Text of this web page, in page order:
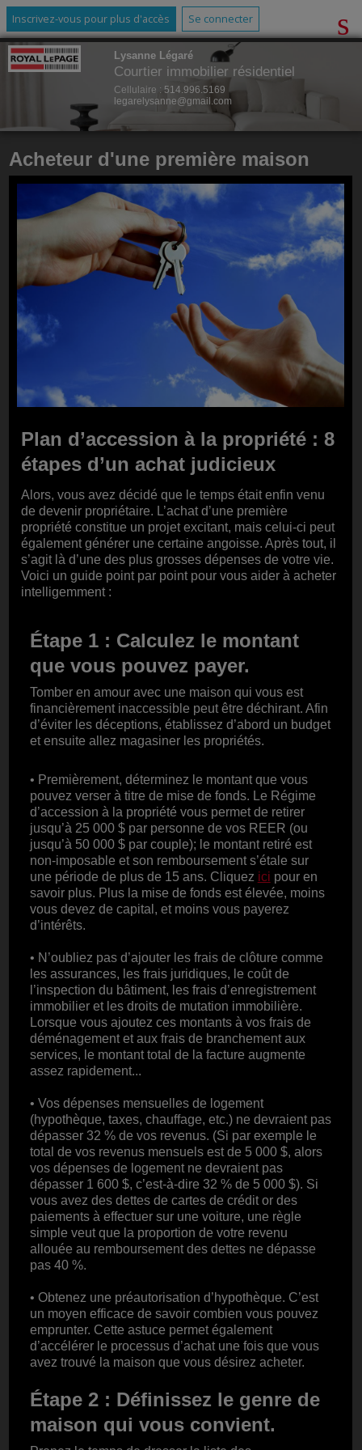
Inscrivez-vous pour plus d'accès Se connecter
Lysanne Légaré
Courtier immobilier résidentiel
Cellulaire : 514.996.5169
legarelysanne@gmail.com
Acheteur d'une première maison
Plan d’accession à la propriété : 8
étapes d’un achat judicieux
Alors, vous avez décidé que le temps était enfin venu
de devenir propriétaire. L’achat d’une première
propriété constitue un projet excitant, mais celui-ci peut
également générer une certaine angoisse. Après tout, il
s’agit là d’une des plus grosses dépenses de votre vie.
Voici un guide point par point pour vous aider à acheter
intelligemment :
Étape 1 : Calculez le montant
que vous pouvez payer.
Tomber en amour avec une maison qui vous est
financièrement inaccessible peut être déchirant. Afin
d’éviter les déceptions, établissez d’abord un budget
et ensuite allez magasiner les propriétés.
• Premièrement, déterminez le montant que vous
pouvez verser à titre de mise de fonds. Le Régime
d’accession à la propriété vous permet de retirer
jusqu’à 25 000 $ par personne de vos REER (ou
jusqu’à 50 000 $ par couple); le montant retiré est
non-imposable et son remboursement s’étale sur
une période de plus de 15 ans. Cliquez ici pour en
savoir plus. Plus la mise de fonds est élevée, moins
vous devez de capital, et moins vous payerez
d’intérêts.
• N’oubliez pas d’ajouter les frais de clôture comme
les assurances, les frais juridiques, le coût de
l’inspection du bâtiment, les frais d’enregistrement
immobilier et les droits de mutation immobilière.
Lorsque vous ajoutez ces montants à vos frais de
déménagement et aux frais de branchement aux
services, le montant total de la facture augmente
assez rapidement...
• Vos dépenses mensuelles de logement
(hypothèque, taxes, chauffage, etc.) ne devraient pas
dépasser 32 % de vos revenus. (Si par exemple le
total de vos revenus mensuels est de 5 000 $, alors
vos dépenses de logement ne devraient pas
dépasser 1 600 $, c’est-à-dire 32 % de 5 000 $). Si
vous avez des dettes de cartes de crédit or des
paiements à effectuer sur une voiture, une règle
simple veut que la proportion de votre revenu
allouée au remboursement des dettes ne dépasse
pas 40 %.
• Obtenez une préautorisation d’hypothèque. C’est
un moyen efficace de savoir combien vous pouvez
emprunter. Cette astuce permet également
d’accélérer le processus d’achat une fois que vous
avez trouvé la maison que vous désirez acheter.
Étape 2 : Définissez le genre de
maison qui vous convient.